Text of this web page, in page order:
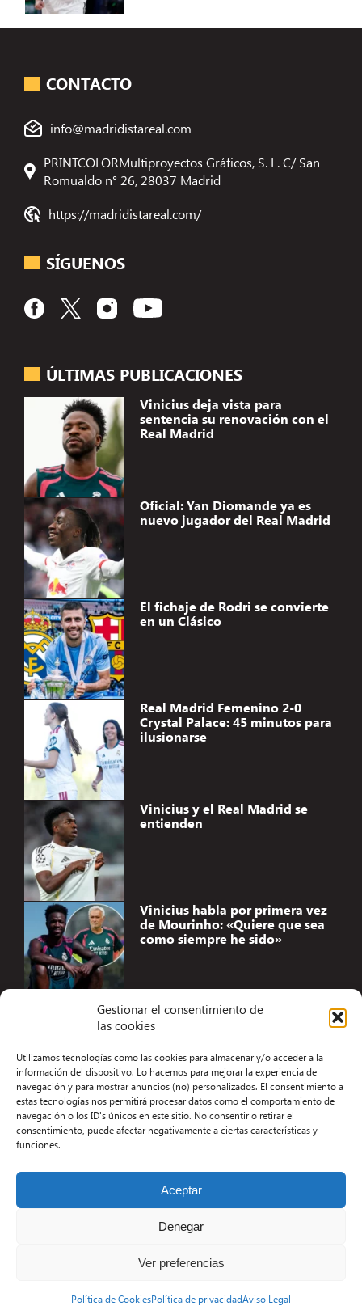
Gestionar el consentimiento de
las cookies
Utilizamos tecnologías como las cookies para almacenar y/o acceder a la
información del dispositivo. Lo hacemos para mejorar la experiencia de
navegación y para mostrar anuncios (no) personalizados. El consentimiento a
estas tecnologías nos permitirá procesar datos como el comportamiento de
navegación o los ID's únicos en este sitio. No consentir o retirar el
consentimiento, puede afectar negativamente a ciertas características y
funciones.
Aceptar
Denegar
Ver preferencias
Política de CookiesPolítica de privacidadAviso Legal
ÚLTIMAS PUBLICACIONES
Vinicius deja vista para
sentencia su renovación con el
Real Madrid
Oficial: Yan Diomande ya es
nuevo jugador del Real Madrid
El fichaje de Rodri se convierte
en un Clásico
Real Madrid Femenino 2-0
Crystal Palace: 45 minutos para
ilusionarse
Vinicius y el Real Madrid se
entienden
Vinicius habla por primera vez
de Mourinho: «Quiere que sea
como siempre he sido»
CONTACTO
info@madridistareal.com
PRINTCOLORMultiproyectos Gráficos, S. L. C/ San
Romualdo n° 26, 28037 Madrid
https://madridistareal.com/
SÍGUENOS
Aviso Legal
Términos y condiciones
Política de privacidad
Contacto
Desarrollo Web por Kiwop